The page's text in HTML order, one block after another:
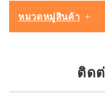
หมวดหมู่สินค้า
ติด